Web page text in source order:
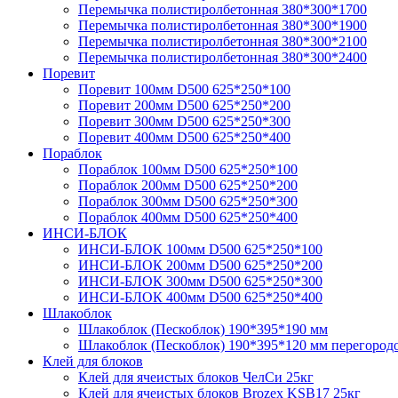
Перемычка полистирол­бетонная 380*300*1700
Перемычка полистирол­бетонная 380*300*1900
Перемычка полистирол­бетонная 380*300*2100
Перемычка полистирол­бетонная 380*300*2400
Поревит
Поревит 100мм D500 625*250*100
Поревит 200мм D500 625*250*200
Поревит 300мм D500 625*250*300
Поревит 400мм D500 625*250*400
Пораблок
Пораблок 100мм D500 625*250*100
Пораблок 200мм D500 625*250*200
Пораблок 300мм D500 625*250*300
Пораблок 400мм D500 625*250*400
ИНСИ-БЛОК
ИНСИ-БЛОК 100мм D500 625*250*100
ИНСИ-БЛОК 200мм D500 625*250*200
ИНСИ-БЛОК 300мм D500 625*250*300
ИНСИ-БЛОК 400мм D500 625*250*400
Шлакоблок
Шлакоблок (Пескоблок) 190*395*190 мм
Шлакоблок (Пескоблок) 190*395*120 мм
Клей для блоков
Клей для ячеистых блоков ЧелСи 25кг
Клей для ячеистых блоков Brozex KSB17 25кг